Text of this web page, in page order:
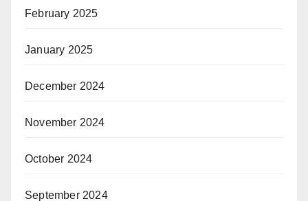
February 2025
January 2025
December 2024
November 2024
October 2024
September 2024